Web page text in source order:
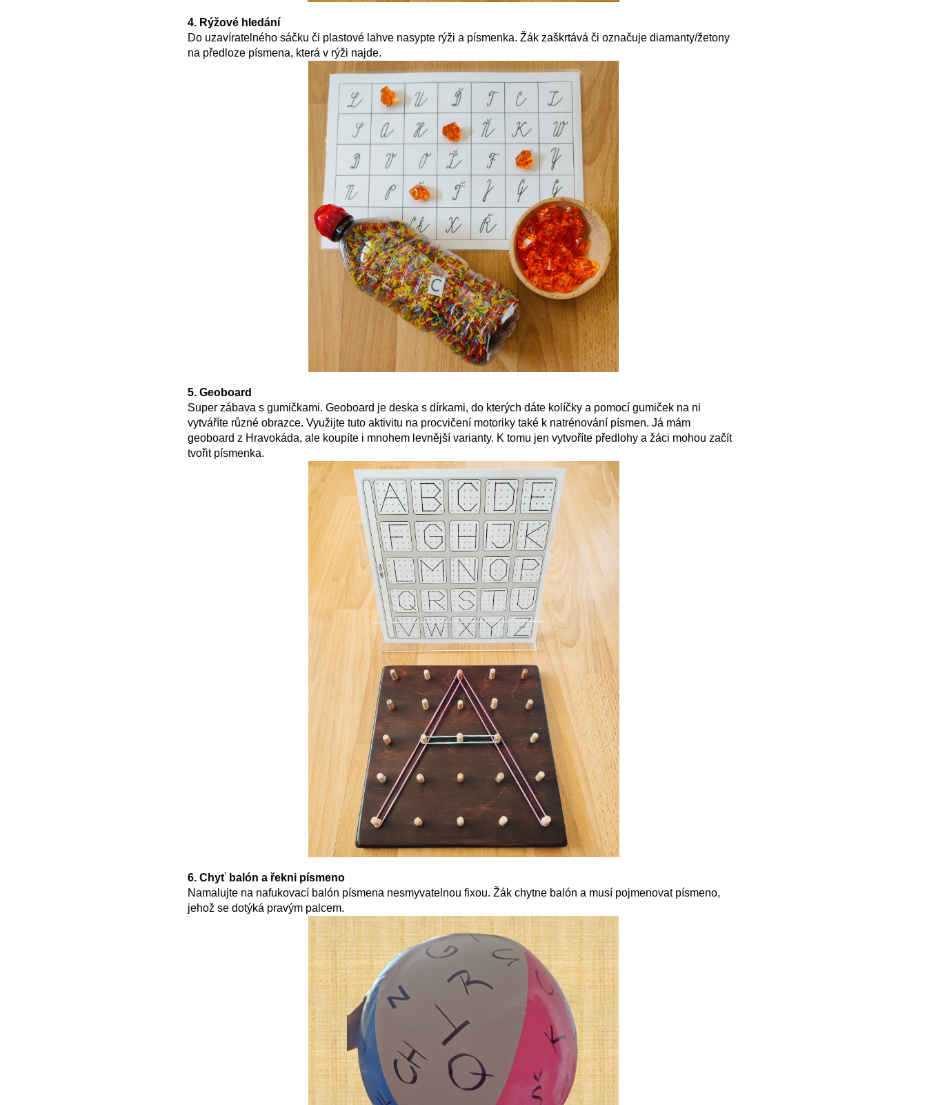
4. Rýžové hledání
Do uzavíratelného sáčku či plastové lahve nasypte rýži a písmenka. Žák zaškrtává či označuje diamanty/žetony
na předloze písmena, která v rýži najde.
5. Geoboard
Super zábava s gumičkami. Geoboard je deska s dírkami, do kterých dáte kolíčky a pomocí gumiček na ni
vytváříte různé obrazce. Využijte tuto aktivitu na procvičení motoriky také k natrénování písmen. Já mám
geoboard z Hravokáda, ale koupíte i mnohem levnější varianty. K tomu jen vytvoříte předlohy a žáci mohou začít
tvořit písmenka.
6. Chyť balón a řekni písmeno
Namalujte na nafukovací balón písmena nesmyvatelnou fixou. Žák chytne balón a musí pojmenovat písmeno,
jehož se dotýká pravým palcem.